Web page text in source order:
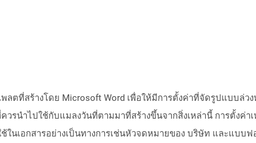
ลตที่สร้างโดย Microsoft Word เพื่อให้มีการตั้งค่าที่จัดรูปแบบล่ว
วรนำไปใช้กับแมลงวันที่ตามมาที่สร้างขึ้นจากสิ่งเหล่านี้ การตั้งค่
ในเอกสารอย่างเป็นทางการเช่นหัวจดหมายของ บริษัท และแบบ